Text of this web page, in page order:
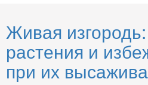
Живая
растения и
при их